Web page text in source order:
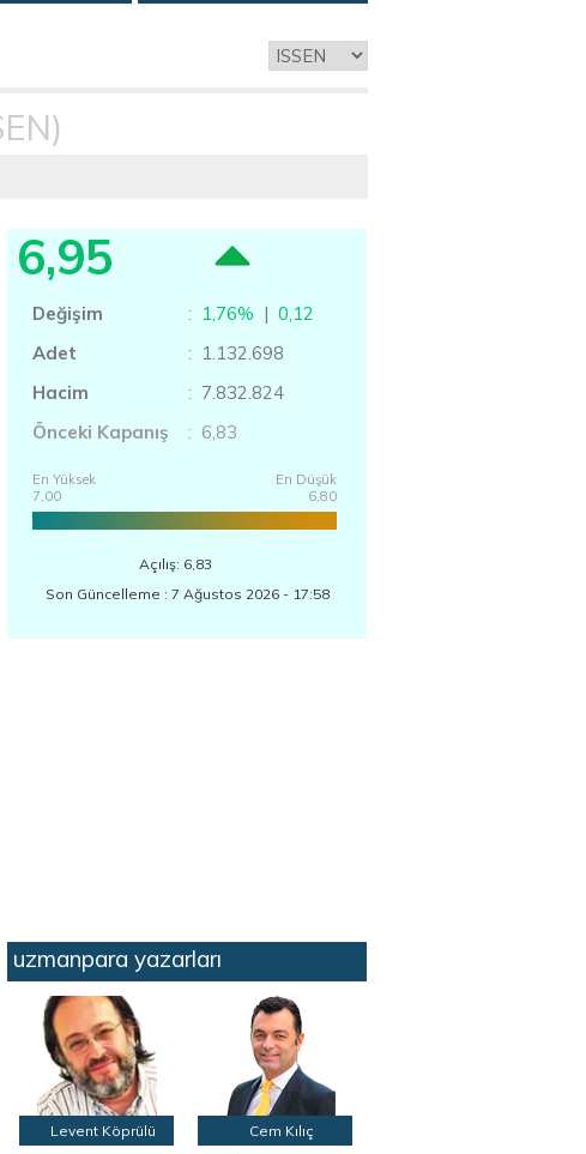
6,95
Değişim : 1,76% | 0,12
Adet
: 1.132.698
Hacim
: 7.832.824
Önceki Kapanış
: 6,83
En Yüksek
7,00
En Düşük
6,80
Açılış: 6,83
Son Güncelleme : 7 Ağustos 2026 - 17:58
uzmanpara yazarları
Levent Köprülü Cem Kılıç